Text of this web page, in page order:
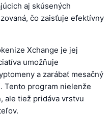
aj skúsených
čo zaisťuje efektívny
Xchange je jej
umožňuje
a zarábať mesačný
Tento program nielenže
ale tiež pridáva vrstvu